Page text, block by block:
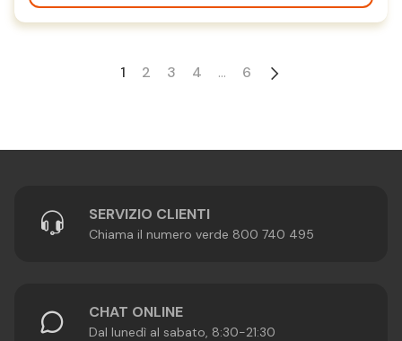
1 2 3 4 ... 6
SERVIZIO CLIENTI
Chiama il numero verde 800 740 495
CHAT ONLINE
Dal lunedì al sabato, 8:30-21:30